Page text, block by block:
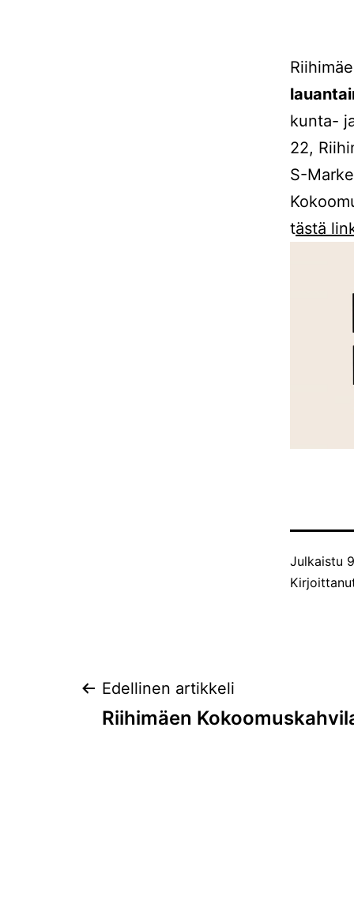
kunta-
22,
S-
tästä
Julkaistu
Artikkelien
Edellinen artikkeli
Riihimäen